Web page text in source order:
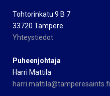
Tohtorinkatu 9 B 7
33720 Tampere
Yhteystiedot
Puheenjohtaja
Harri Mattila
harri.mattila@tamperesaints.fi